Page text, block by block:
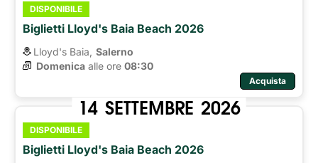
DISPONIBILE
Biglietti Lloyd's Baia Beach 2026
Lloyd's Baia, Salerno
Domenica alle ore 08:30
Acquista
14 SETTEMBRE 2026
DISPONIBILE
Biglietti Lloyd's Baia Beach 2026